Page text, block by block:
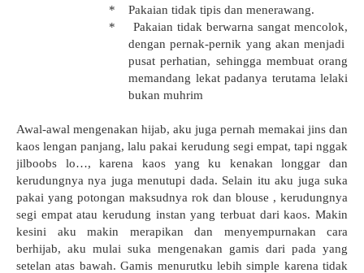
*
Pakaian tidak tipis dan menerawang.
*
Pakaian tidak berwarna sangat mencolok,
dengan pernak-pernik yang akan menjadi
pusat perhatian, sehingga membuat orang
memandang lekat padanya terutama lelaki
bukan muhrim
Awal-awal mengenakan hijab, aku juga pernah memakai jins dan
kaos lengan panjang, lalu pakai kerudung segi empat, tapi nggak
jilboobs lo…, karena kaos yang ku kenakan longgar dan
kerudungnya nya juga menutupi dada. Selain itu aku juga suka
pakai yang potongan maksudnya rok dan blouse , kerudungnya
segi empat atau kerudung instan yang terbuat dari kaos. Makin
kesini aku makin merapikan dan menyempurnakan cara
berhijab, aku mulai suka mengenakan gamis dari pada yang
setelan atas bawah. Gamis menurutku lebih simple karena tidak